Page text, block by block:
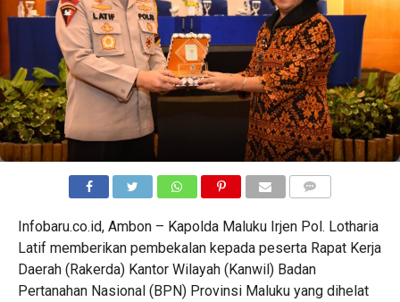
Infobaru.co.id, Ambon – Kapolda Maluku Irjen Pol. Lotharia
Latif memberikan pembekalan kepada peserta Rapat Kerja
Daerah (Rakerda) Kantor Wilayah (Kanwil) Badan
Pertanahan Nasional (BPN) Provinsi Maluku yang dihelat